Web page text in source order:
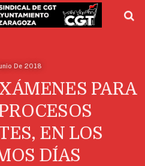
De 2018
PARA
EN LOS
DÍAS